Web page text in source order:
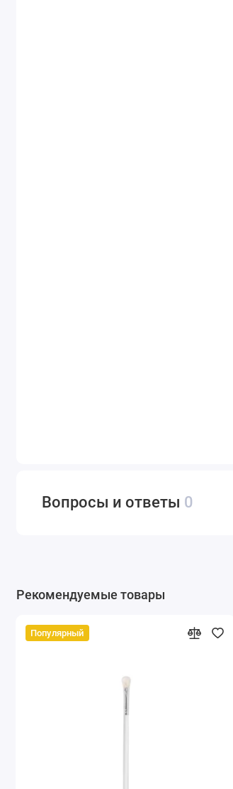
Вопросы и ответы 0
Рекомендуемые товары
Популярный